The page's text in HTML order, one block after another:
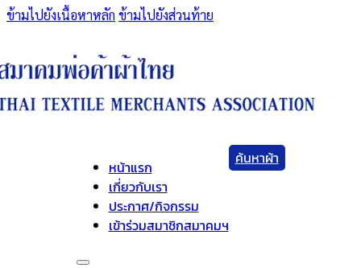
ข้ามไปยังเนื้อหาหลัก ข้ามไปยังส่วนท้าย
หน้าแรก
เกี่ยวกับเรา
ประกาศ/กิจกรรม
เข้าร่วมสมาชิกสมาคมฯ
ค้นหาผ้า